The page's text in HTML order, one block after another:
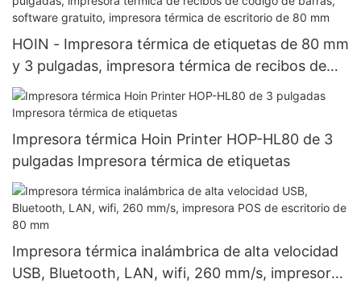
HOIN - Impresora térmica de etiquetas de 80 mm
y 3 pulgadas, impresora térmica de recibos de
código de barras, software gratuito, impresora
térmica de escritorio de 80 mm
Impresora térmica Hoin Printer HOP-HL80 de 3
pulgadas Impresora térmica de etiquetas
Impresora térmica inalámbrica de alta velocidad
USB, Bluetooth, LAN, wifi, 260 mm/s, impresora